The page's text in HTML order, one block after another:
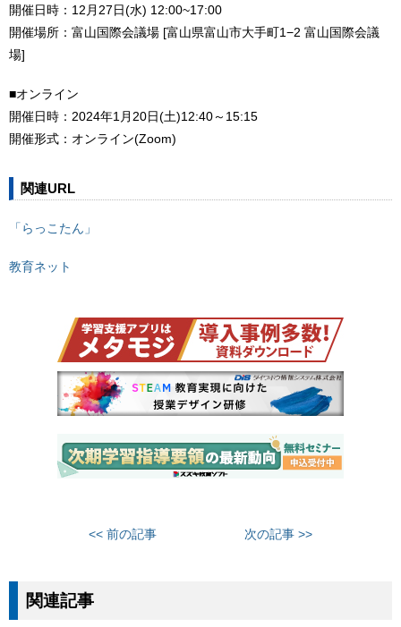
開催日時：12月27日(水) 12:00~17:00
開催場所：富山国際会議場 [富山県富山市大手町1−2 富山国際会議
場]
■オンライン
開催日時：2024年1月20日(土)12:40～15:15
開催形式：オンライン(Zoom)
関連URL
「らっこたん」
教育ネット
<< 前の記事 次の記事 >>
関連記事